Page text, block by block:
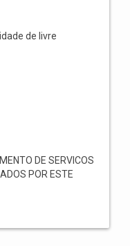
de livre
DE SERVICOS
POR ESTE